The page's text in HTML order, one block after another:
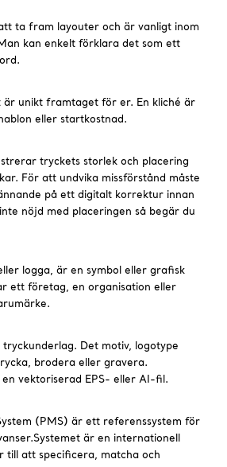
ta fram layouter och är vanligt inom
kan enkelt förklara det som ett
är unikt framtaget för er. En kliché är
eller startkostnad.
tryckets storlek och placering
För att undvika missförstånd måste
på ett digitalt korrektur innan
nöjd med placeringen så begär du
logga, är en symbol eller grafisk
ett företag, en organisation eller
Det motiv, logotype
brodera eller gravera.
vektoriserad EPS- eller AI-fil.
(PMS) är ett referenssystem för
är en internationell
till att specificera, matcha och